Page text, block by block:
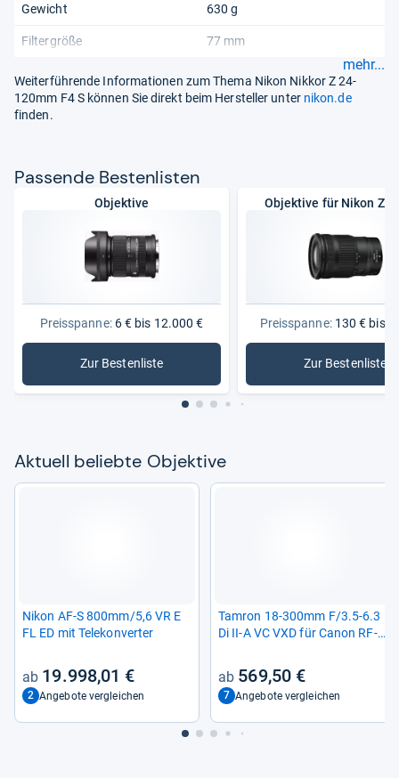
Gewicht 630 g
Filtergröße 77 mm
mehr...
Weiterführende Informationen zum Thema Nikon Nikkor Z 24-
120mm F4 S können Sie direkt beim Hersteller unter nikon.de
finden.
Pas­sende Bes­ten­lis­ten
Objektive
Preisspanne:6 € bis 12.000 €
Zur Bestenliste
: Objektive
Objektive für Nikon Z-
Preisspanne:130 € bis
Zur Bestenliste
:
Aktu­ell beliebte Objek­tive
Nikon AF-​S 800mm/5,6 VR E
FL ED mit Tele­kon­ver­ter
19.998,01 €
2 Angebote vergleichen
Tam­ron 18-​300mm F/3.5-​6.3
Di II-​A VC VXD für Canon RF-​
569,50 €
7 Angebote vergleichen